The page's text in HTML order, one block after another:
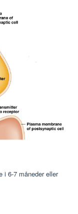
i 6-7 måneder eller